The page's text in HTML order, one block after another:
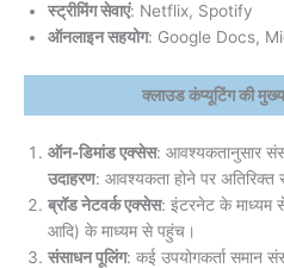
स्ट्रीमिंग सेवाएं: Netflix, Spotify
ऑनलाइन सहयोग: Google Docs,
क्लाउड कंप्यूटिंग की
ऑन-डिमांड एक्सेस: आवश्यकतानुसार
उदाहरण: आवश्यकता होने पर अतिरिक्त
ब्रॉड नेटवर्क एक्सेस: इंटरनेट के माध्यम से
आदि) के माध्यम से पहुंच।
संसाधन पूलिंग: कई उपयोगकर्ता समान